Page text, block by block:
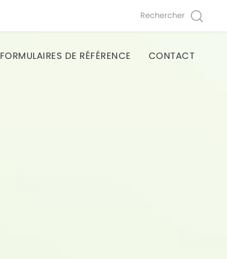
Rechercher
FORMULAIRES DE RÉFÉRENCE CONTACT